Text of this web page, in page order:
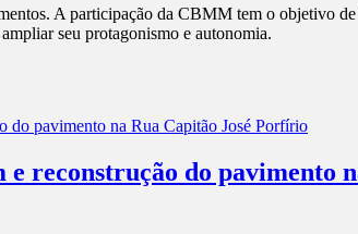
A participação da CBMM tem o objetivo
seu protagonismo e autonomia.
reconstrução do pavimento